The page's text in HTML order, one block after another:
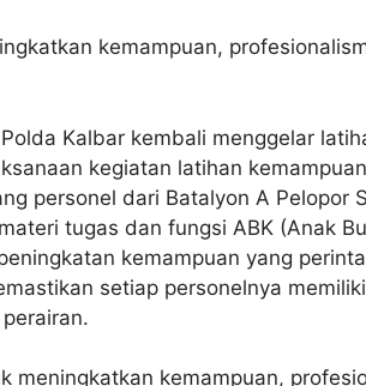
kemampuan,
Kalbar kembali menggelar
kegiatan latihan
personel dari Batalyon A Pelopor
tugas dan fungsi ABK (Anak
kemampuan yang
setiap personelnya
meningkatkan kemampuan,